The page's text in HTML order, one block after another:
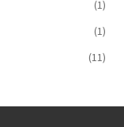
(1)
(1)
(11)